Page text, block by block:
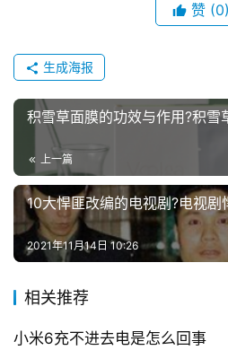
赞 (0)
生成海报
积雪草面膜的功效与作用?积雪
上一篇
10大悍匪改编的电视剧?电视剧
2021年11月14日 10:26
相关推荐
小米6充不进去电是怎么回事